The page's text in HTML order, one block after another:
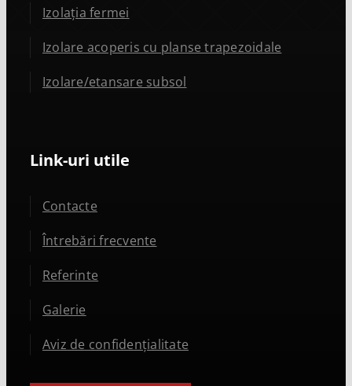
Izolația fermei
Izolare acoperis cu planse trapezoidale
Izolare/etansare subsol
Link-uri utile
Contacte
Întrebări frecvente
Referinte
Galerie
Aviz de confidențialitate